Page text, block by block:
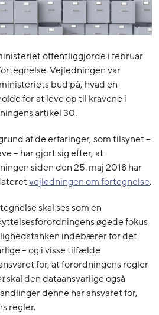
offentliggjorde i februar
Vejledningen var
bud på, hvad en
for at leve op til kravene i
artikel 30.
af de erfaringer, som tilsynet –
– har gjort sig efter, at
siden den 25. maj 2018 har
vejledningen om fortegnelse.
skal ses som en
øgede fokus
indebærer for det
– og i visse tilfælde
for, at forordningens regler
skal den dataansvarlige også
denne har ansvaret for,
regler.